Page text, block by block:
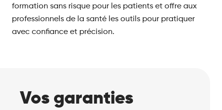
formation sans risque pour les patients et offre aux
professionnels de la santé les outils pour pratiquer
avec confiance et précision.
Vos garanties